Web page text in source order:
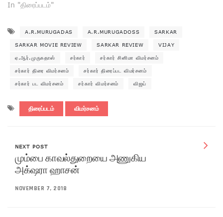
In "திரைப்படம்"
A.R.MURUGADAS A.R.MURUGADOSS SARKAR
SARKAR MOVIE REVIEW SARKAR REVIEW VIJAY
ஏ.ஆர்.முருகதாஸ் சர்கார் சர்கார் சினிமா விமர்சனம்
சர்கார் திரை விமர்சனம் சர்கார் திரைப்பட விமர்சனம்
சர்கார் பட விமர்சனம் சர்கார் விமர்சனம் விஜய்
திரைப்படம் விமர்சனம்
NEXT POST
மும்பை காவல்துறையை அணுகிய
அக்‌ஷரா ஹாசன்
NOVEMBER 7, 2018